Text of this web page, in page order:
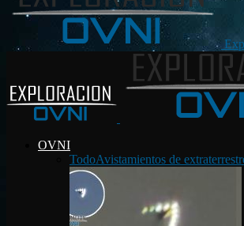
OVNI
TodoAvistamientos de